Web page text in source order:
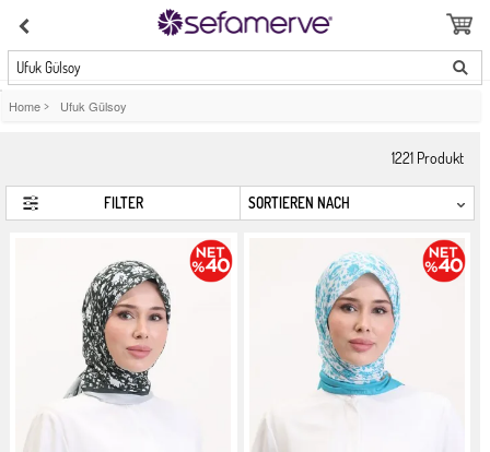
Ufuk Gülsoy
Home > Ufuk Gülsoy
1221 Produkt
FILTER